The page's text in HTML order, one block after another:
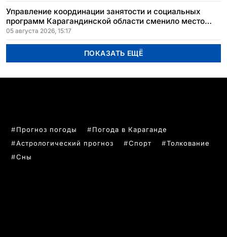
Управление координации занятости и социальных
программ Карагандинской области сменило место
расположения
05 августа 2026, 15:17
ПОКАЗАТЬ ЕЩЁ
Прогноз погоды
Погода в Караганде
Астрологический прогноз
Спорт
Толкование
Сны